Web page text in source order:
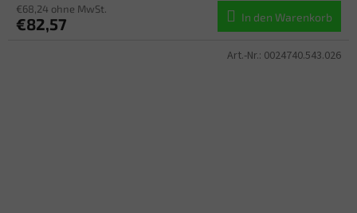
€68,24 ohne MwSt.
€82,57 In den Warenkorb
Art.-Nr.: 0024740.543.026